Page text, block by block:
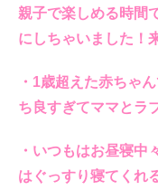
親子で楽しめる時間
にしちゃいました！
・1歳超えた赤ちゃ
ち良すぎてママとラ
・いつもはお昼寝中
はぐっすり寝てくれ